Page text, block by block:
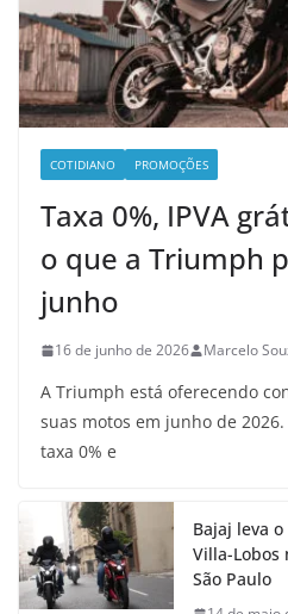
COTIDIANO PROMOÇÕES
Taxa 0%, IPVA
o que a Triumph
junho
16 de junho de 2026 Marcelo
A Triumph está oferecendo
suas motos em junho de
taxa 0% e
Bajaj leva
Villa-Lobos
São Paulo